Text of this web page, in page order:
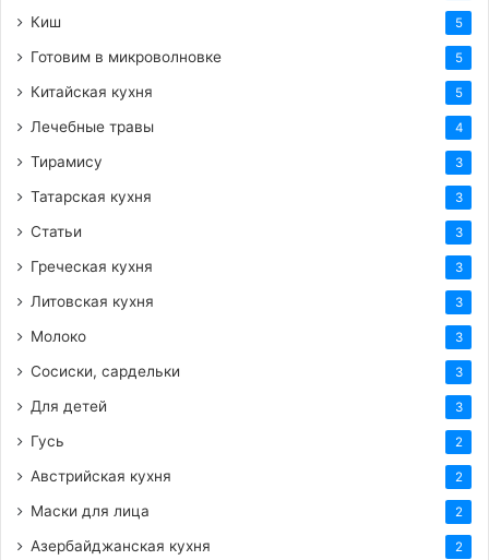
Киш 5
Готовим в микроволновке 5
Китайская кухня 5
Лечебные травы 4
Тирамису 3
Татарская кухня 3
Статьи 3
Греческая кухня 3
Литовская кухня 3
Молоко 3
Сосиски, сардельки 3
Для детей 3
Гусь 2
Австрийская кухня 2
Маски для лица 2
Азербайджанская кухня 2